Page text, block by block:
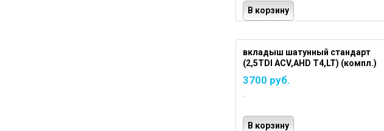
В корзину
вкладыш шатунный стандарт
(2,5TDI ACV,AHD T4,LT) (компл.)
3700 руб.
..
В корзину